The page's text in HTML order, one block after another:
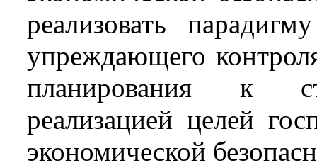
реализовать
упреждающего
планирования к
реализацией целей
экономической